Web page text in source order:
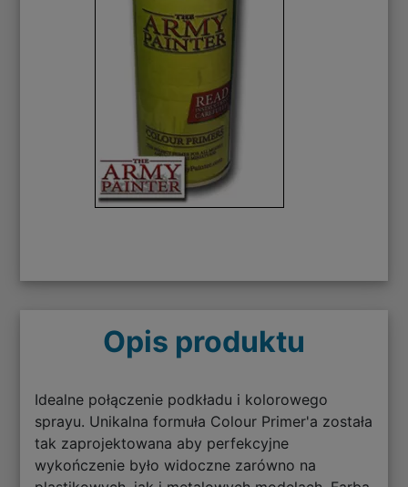
Opis produktu
Idealne połączenie podkładu i kolorowego
sprayu. Unikalna formuła Colour Primer'a została
tak zaprojektowana aby perfekcyjne
wykończenie było widoczne zarówno na